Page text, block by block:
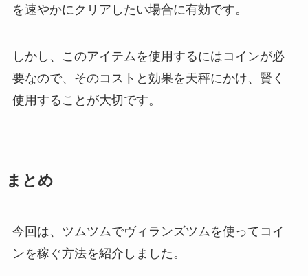
を速やかにクリアしたい場合に有効です。
しかし、このアイテムを使用するにはコインが必
要なので、そのコストと効果を天秤にかけ、賢く
使用することが大切です。
まとめ
今回は、ツムツムでヴィランズツムを使ってコイ
ンを稼ぐ方法を紹介しました。